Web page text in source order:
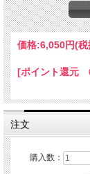
価格:6,050円(税
[ポイント還元
注文
購入数：